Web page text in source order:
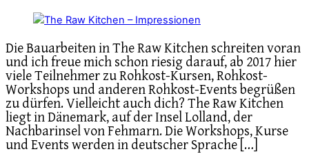
Die Bauarbeiten in The Raw Kitchen schreiten voran
und ich freue mich schon riesig darauf, ab 2017 hier
viele Teilnehmer zu Rohkost-Kursen, Rohkost-
Workshops und anderen Rohkost-Events begrüßen
zu dürfen. Vielleicht auch dich? The Raw Kitchen
liegt in Dänemark, auf der Insel Lolland, der
Nachbarinsel von Fehmarn. Die Workshops, Kurse
und Events werden in deutscher Sprache […]